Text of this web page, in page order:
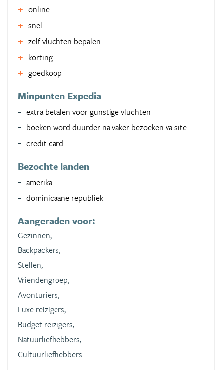
online
snel
zelf vluchten bepalen
korting
goedkoop
Minpunten Expedia
extra betalen voor gunstige vluchten
boeken word duurder na vaker bezoeken va site
credit card
Bezochte landen
amerika
dominicaane republiek
Aangeraden voor:
Gezinnen,
Backpackers,
Stellen,
Vriendengroep,
Avonturiers,
Luxe reizigers,
Budget reizigers,
Natuurliefhebbers,
Cultuurliefhebbers